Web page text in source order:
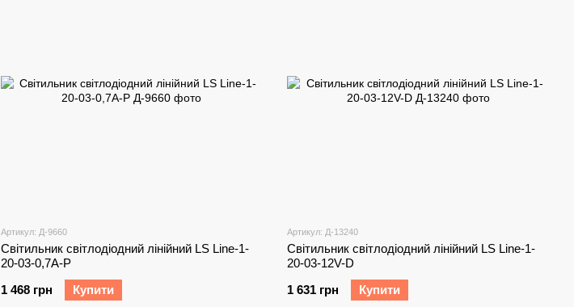
Артикул: Д-9660
Світильник світлодіодний лінійний LS Line-1-
20-03-0,7A-P
1 468 грн
Купити
Артикул: Д-13240
Світильник світлодіодний лінійний LS Line-1-
20-03-12V-D
1 631 грн
Купити